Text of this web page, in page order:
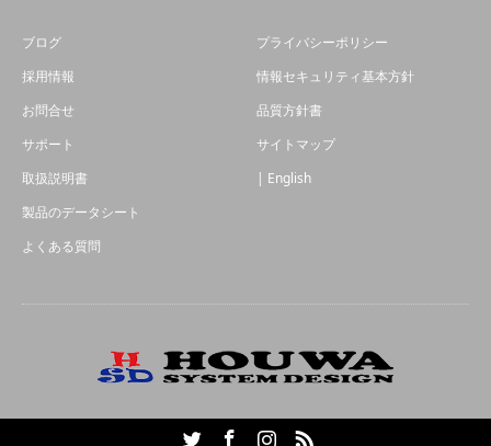
ブログ
採用情報
お問合せ
サポート
取扱説明書
製品のデータシート
よくある質問
プライバシーポリシー
情報セキュリティ基本方針
品質方針書
サイトマップ
| English